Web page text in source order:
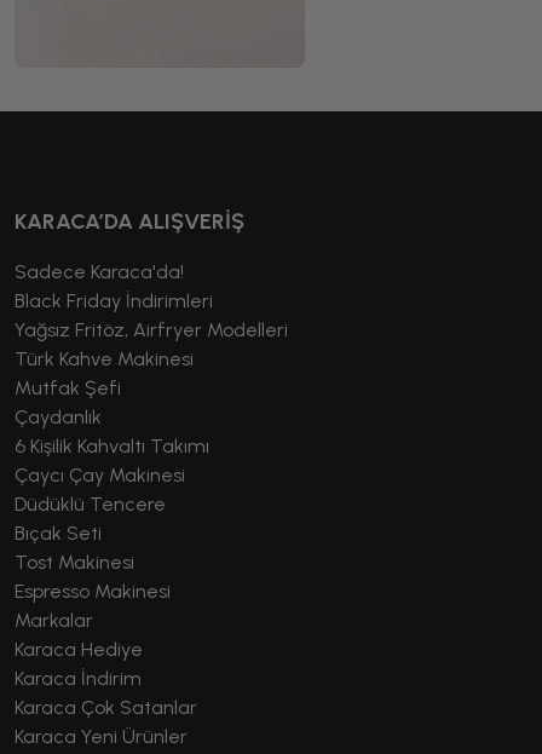
KARACA’DA ALIŞVERİŞ
Sadece Karaca'da!
Black Friday İndirimleri
Yağsız Fritöz, Airfryer Modelleri
Türk Kahve Makinesi
Mutfak Şefi
Çaydanlık
6 Kişilik Kahvaltı Takımı
Çaycı Çay Makinesi
Düdüklü Tencere
Bıçak Seti
Tost Makinesi
Espresso Makinesi
Markalar
Karaca Hediye
Karaca İndirim
Karaca Çok Satanlar
Karaca Yeni Ürünler